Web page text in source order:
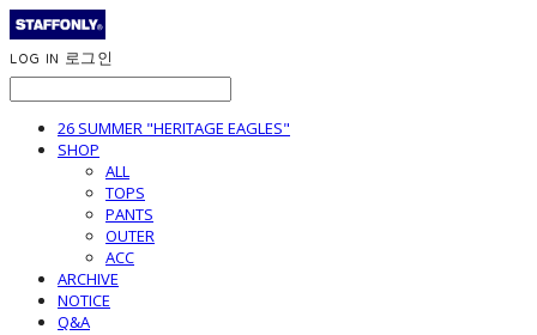
LOG IN 로그인
26 SUMMER "HERITAGE EAGLES"
SHOP
ALL
TOPS
PANTS
OUTER
ACC
ARCHIVE
NOTICE
Q&A